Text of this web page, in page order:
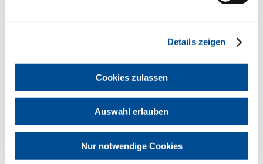
Details zeigen
Cookies zulassen
Auswahl erlauben
Nur notwendige Cookies
Die von Ihnen übermittelten Daten werden nicht an Dritte
Ihrer Anfrage und werden für den Zeitraum der Bearbeitung
Ihrer Anfrage gespeichert und anschließend gelöscht.